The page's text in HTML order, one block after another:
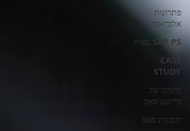
פתרונות
אלגרו-פרו
SAP PS עצות
CASE
STUDY
מיומנו של
מיישם סאפ
תובנות סאפ